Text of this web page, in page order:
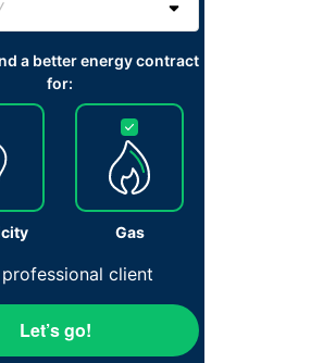
a better energy contract
for:
Gas
client
Let’s go!